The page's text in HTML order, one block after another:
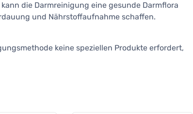
die Darmreinigung eine gesunde Darmflora
und Nährstoffaufnahme schaffen.
keine speziellen Produkte erfordert,